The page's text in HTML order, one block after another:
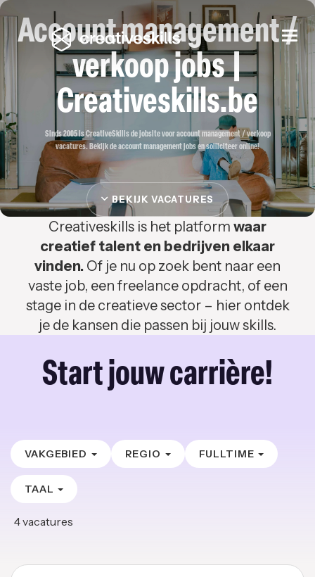
Account management /
verkoop jobs |
Creativeskills.be
Sinds 2005 is CreativeSkills de jobsite voor account management / verkoop
vacatures. Bekijk de account management jobs en solliciteer online!
BEKIJK VACATURES
Creativeskills is het platform waar
creatief talent en bedrijven elkaar
vinden. Of je nu op zoek bent naar een
vaste job, een freelance opdracht, of een
stage in de creatieve sector – hier ontdek
je de kansen die passen bij jouw skills.
Start jouw carrière!
VAKGEBIED REGIO FULLTIME
TAAL
4vacatures